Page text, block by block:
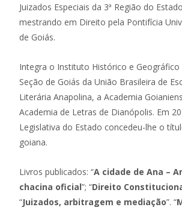
Juizados Especiais da 3ª Região do
mestrando em Direito pela Pontifícia
de Goiás.
Integra o Instituto Histórico e Geográfico
Seção de Goiás da União Brasileira de
Literária Anapolina, a Academia
Academia de Letras de Dianópolis. Em
Legislativa do Estado concedeu-lhe o
goiana.
Livros publicados: “A cidade de Ana –
chacina oficial”; “Direito
“Juizados, arbitragem e mediação”. “